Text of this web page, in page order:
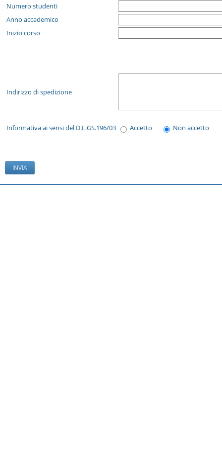
Numero studenti
Anno accademico
Inizio corso
Indirizzo di spedizione
Informativa ai sensi del D.L.GS.196/03 Accetto Non accetto